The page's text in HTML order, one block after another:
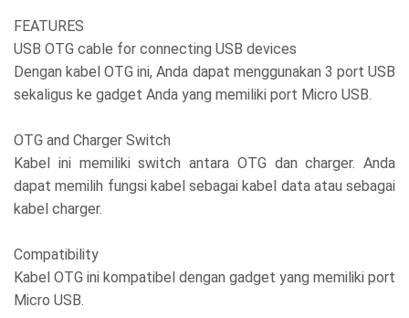
FEATURES
USB OTG cable for connecting USB devices
Dengan kabel OTG ini, Anda dapat menggunakan 3 port USB
sekaligus ke gadget Anda yang memiliki port Micro USB.
OTG and Charger Switch
Kabel ini memiliki switch antara OTG dan charger. Anda
dapat memilih fungsi kabel sebagai kabel data atau sebagai
kabel charger.
Compatibility
Kabel OTG ini kompatibel dengan gadget yang memiliki port
Micro USB.